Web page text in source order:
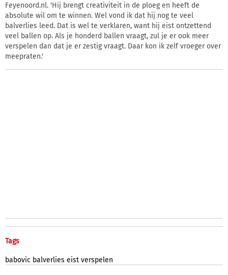
Feyenoord.nl. 'Hij brengt creativiteit in de ploeg en heeft de
absolute wil om te winnen. Wel vond ik dat hij nog te veel
balverlies leed. Dat is wel te verklaren, want hij eist ontzettend
veel ballen op. Als je honderd ballen vraagt, zul je er ook meer
verspelen dan dat je er zestig vraagt. Daar kon ik zelf vroeger over
meepraten.'
Tags
babovic balverlies eist verspelen